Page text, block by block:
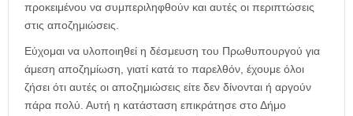
προκειμένου να συμπεριληφθούν και αυτές οι περιπτώσεις
στις αποζημιώσεις.
Εύχομαι να υλοποιηθεί η δέσμευση του Πρωθυπουργού για
άμεση αποζημίωση, γιατί κατά το παρελθόν, έχουμε όλοι
ζήσει ότι αυτές οι αποζημιώσεις είτε δεν δίνονται ή αργούν
πάρα πολύ. Αυτή η κατάσταση επικράτησε στο Δήμο